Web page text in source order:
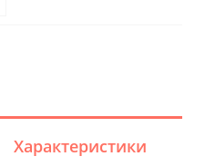
Характеристики